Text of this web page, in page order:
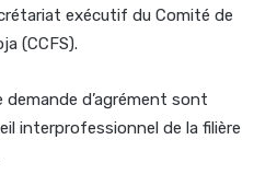
exécutif du Comité de
(CCFS).
demande d’agrément sont
interprofessionnel de la filière